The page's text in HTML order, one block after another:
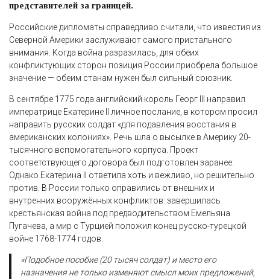
представителей за границей.
Российские дипломаты справедливо считали, что известия из
Северной Америки заслуживают самого пристального
внимания. Когда война разразилась, для обеих
конфликтующих сторон позиция России приобрела большое
значение — обеим станам нужен был сильный союзник.
В сентябре 1775 года английский король Георг III направил
императрице Екатерине II личное послание, в котором просил
направить русских солдат «для подавления восстания в
американских колониях». Речь шла о высылке в Америку 20-
тысячного вспомогательного корпуса. Проект
соответствующего договора был подготовлен заранее.
Однако Екатерина II ответила хоть и вежливо, но решительно
против. В России только оправились от внешних и
внутренних вооружённых конфликтов: завершилась
крестьянская война под предводительством Емельяна
Пугачева, а мир с Турцией положил конец русско-турецкой
войне 1768-1774 годов.
«Подобное пособие (20 тысяч солдат) и место его
назначения не только изменяют смысл моих предложений,